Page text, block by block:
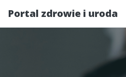
Portal zdrowie i uroda